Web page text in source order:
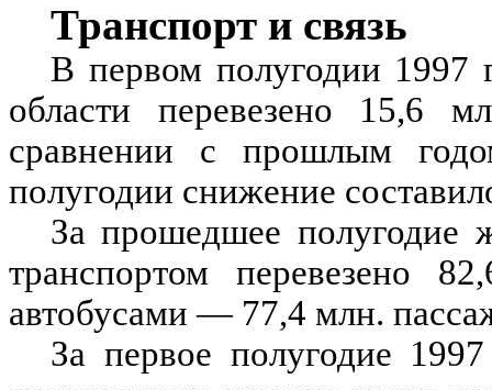
Транспорт и связь
В первом полугодии 1997
области перевезено 15,6
сравнении с прошлым
полугодии снижение
За прошедшее полугодие
транспортом перевезено
автобусами — 77,4 млн.
За первое полугодие